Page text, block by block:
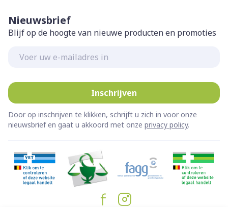
Nieuwsbrief
Blijf op de hoogte van nieuwe producten en promoties
Inschrijven
Door op inschrijven te klikken, schrijft u zich in voor onze
nieuwsbrief en gaat u akkoord met onze privacy policy.